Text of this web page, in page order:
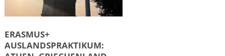
ERASMUS+
AUSLANDSPRAKTIKUM: